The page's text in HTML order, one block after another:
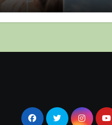
повече вреда, отколкото
полза